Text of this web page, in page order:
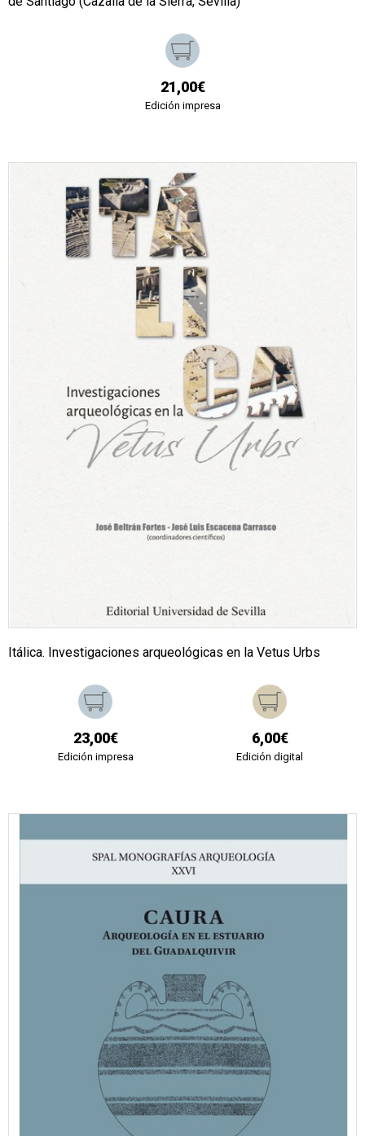
21,00€
Edición impresa
Itálica. Investigaciones arqueológicas en la Vetus Urbs
23,00€
Edición impresa
6,00€
Edición digital